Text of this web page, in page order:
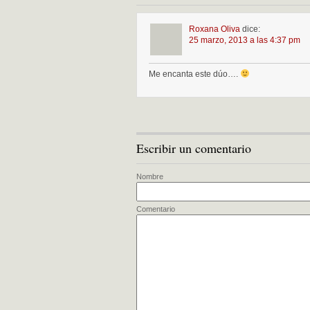
Roxana Oliva dice:
25 marzo, 2013 a las 4:37 pm
Me encanta este dúo….
Escribir un comentario
Nombre
Comentario